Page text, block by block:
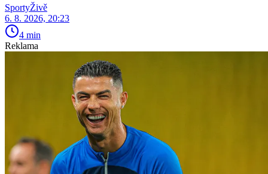
SportyŽivě
6. 8. 2026, 20:23
4 min
Reklama